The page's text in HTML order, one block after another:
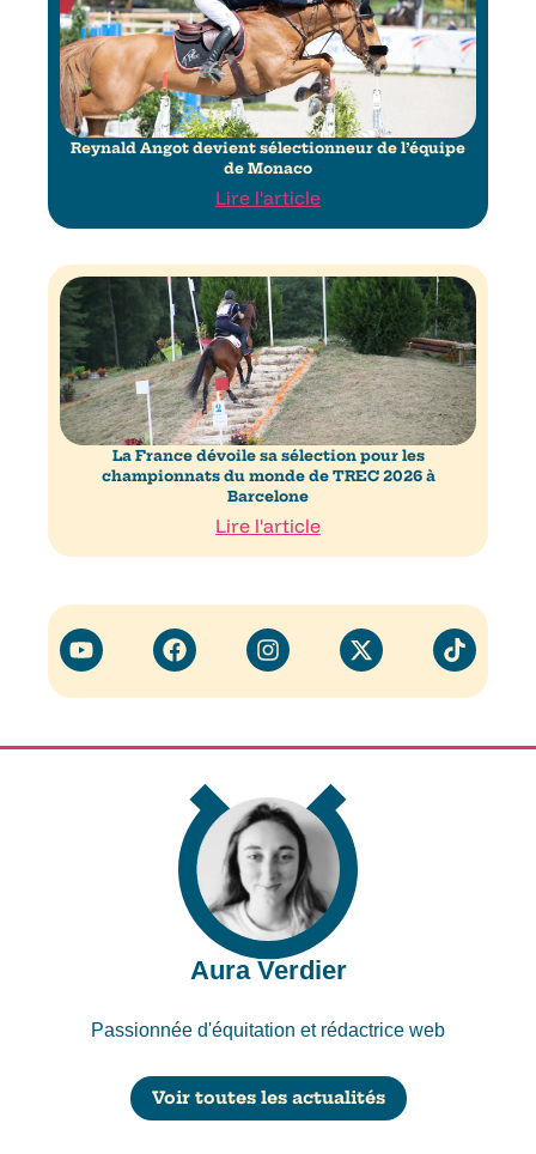
Reynald Angot devient sélectionneur de l’équipe
de Monaco
Lire l'article
La France dévoile sa sélection pour les
championnats du monde de TREC 2026 à
Barcelone
Lire l'article
Aura Verdier
Passionnée d'équitation et rédactrice web
Voir toutes les actualités